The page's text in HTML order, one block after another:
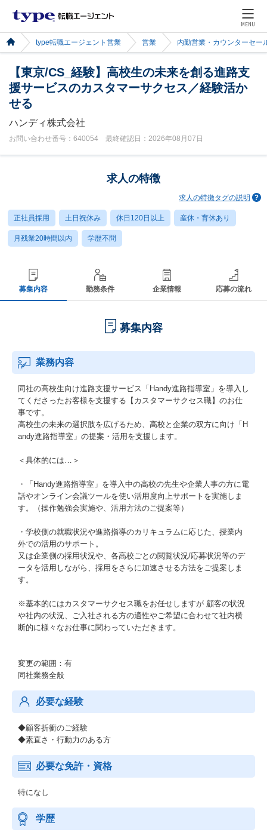
MENU
type転職エージェント営業 営業 内勤営業・カウンターセー
【東京/CS_経験】高校生の未来を創る進路支
援サービスのカスタマーサクセス／経験活か
せる
ハンディ株式会社
お問い合わせ番号：640054 最終確認日：2026年08月07日
求人の特徴
求人の特徴タグの説明
正社員採用 土日祝休み 休日120日以上 産休・育休あり
月残業20時間以内 学歴不問
募集内容 勤務条件 企業情報 応募の流れ
募集内容
業務内容
同社の高校生向け進路支援サービス「Handy進路指導室」を導入し
てくださったお客様を支援する【カスタマーサクセス職】のお仕
事です。
高校生の未来の選択肢を広げるため、高校と企業の双方に向け「H
andy進路指導室」の提案・活用を支援します。
＜具体的には…＞
・「Handy進路指導室」を導入中の高校の先生や企業人事の方に電
話やオンライン会議ツールを使い活用度向上サポートを実施しま
す。（操作勉強会実施や、活用方法のご提案等）
・学校側の就職状況や進路指導のカリキュラムに応じた、授業内
外での活用のサポート。
又は企業側の採用状況や、各高校ごとの閲覧状況/応募状況等のデ
ータを活用しながら、採用をさらに加速させる方法をご提案しま
す。
※基本的にはカスタマーサクセス職をお任せしますが 顧客の状況
や社内の状況、ご入社される方の適性やご希望に合わせて社内横
断的に様々なお仕事に関わっていただきます。
変更の範囲：有
同社業務全般
必要な経験
◆顧客折衝のご経験
◆素直さ・行動力のある方
必要な免許・資格
特になし
学歴